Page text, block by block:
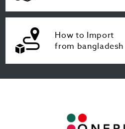
How to Import
from bangladesh